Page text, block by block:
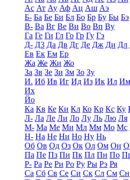
Ас Ат Ау Аф Ац Аш Аэ
Б- Ба Бе Би Бл Бо Бр Бу Бы Бэ
В- Ва Вг Ве Ви Во Вп Ву
Га Ге Ги Гл Го Гр Гу Гэ
Д- Д3 Да Дв Дг Де Дж Ди Дл
Ев Ек Ем Ер
Жа Же Жи Жо
За Зв Зе Зи Зм Зо Зу
И. Иб Ив Иг Ид Из Ик Ил Им
Их
Йо
Ка Кв Ке Ки Кл Ко Кр Кс Ку
Л- Ла Ле Ли Ло Лу Ль Лю Ля
М- Ма Ме Ми Мл Мм Мо Мс
Н- На Не Ни Но Ну Нь
Об Ов Од Оз Ок Ол Ом Он
Па Пе Пз Пи Пк Пл Пн По
Р- Ра Ре Ри Ро Ру Ры Рэ Ря
Са Сб Св Се Си Ск Сл См Сн